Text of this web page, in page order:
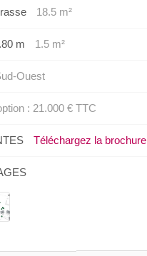
18.5 m²
m 1.5 m²
Ouest
: 21.000 € TTC
Téléchargez la brochure